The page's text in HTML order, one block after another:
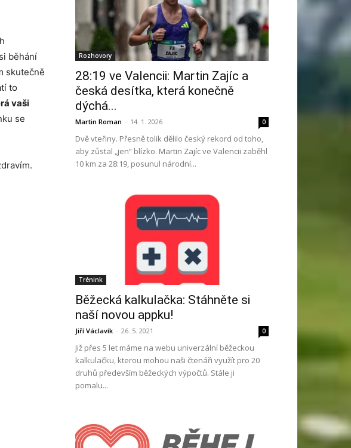
běhání
skutečně
to
vaši
se
Rozhovory
28:19 ve Valencii: Martin Zajíc a
česká desítka, která konečně
dýchá...
Martin Roman - 14. 1. 2026 0
Dvě vteřiny. Přesně tolik dělilo český rekord od toho,
aby zůstal „jen“ blízko. Martin Zajíc ve Valencii zaběhl
10 km za 28:19, posunul národní...
Trénink
Běžecká kalkulačka: Stáhněte si
naší novou appku!
Jiří Václavík - 26. 5. 2021 0
Již přes 5 let máme na webu univerzální běžeckou
kalkulačku, kterou mohou naši čtenáři využít pro 20
druhů především běžeckých výpočtů. Stále ji
pomalu...